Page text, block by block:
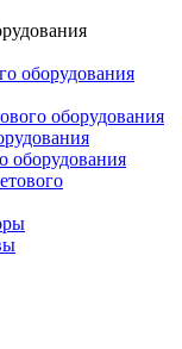
оборудования
оборудования
оборудования